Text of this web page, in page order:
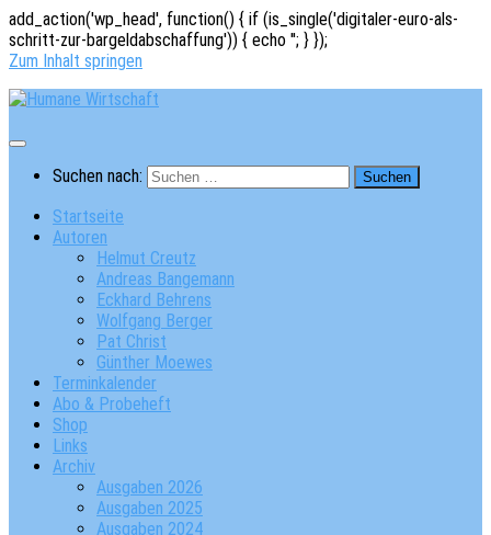
add_action('wp_head', function() { if (is_single('digitaler-euro-als-
schritt-zur-bargeldabschaffung')) { echo ''; } });
Zum Inhalt springen
Suchen nach:
Startseite
Autoren
Helmut Creutz
Andreas Bangemann
Eckhard Behrens
Wolfgang Berger
Pat Christ
Günther Moewes
Terminkalender
Abo & Probeheft
Shop
Links
Archiv
Ausgaben 2026
Ausgaben 2025
Ausgaben 2024